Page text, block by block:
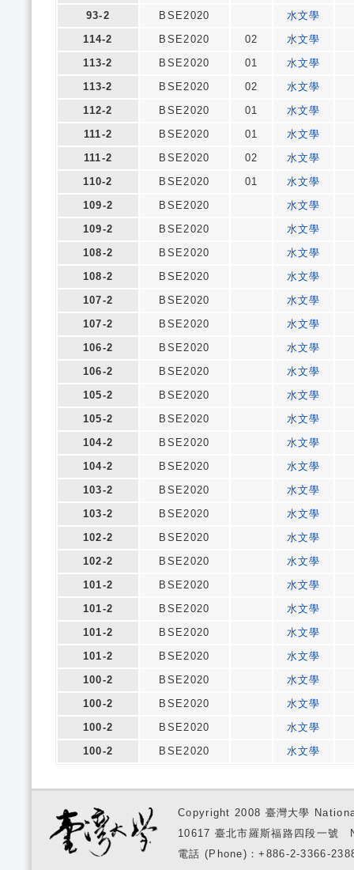
93-2
BSE2020
水文學
114-2
BSE2020 02
水文學
113-2
BSE2020 01
水文學
113-2
BSE2020 02
水文學
112-2
BSE2020 01
水文學
111-2
BSE2020 01
水文學
111-2
BSE2020 02
水文學
110-2
BSE2020 01
水文學
109-2
BSE2020
水文學
109-2
BSE2020
水文學
108-2
BSE2020
水文學
108-2
BSE2020
水文學
107-2
BSE2020
水文學
107-2
BSE2020
水文學
106-2
BSE2020
水文學
106-2
BSE2020
水文學
105-2
BSE2020
水文學
105-2
BSE2020
水文學
104-2
BSE2020
水文學
104-2
BSE2020
水文學
103-2
BSE2020
水文學
103-2
BSE2020
水文學
102-2
BSE2020
水文學
102-2
BSE2020
水文學
101-2
BSE2020
水文學
101-2
BSE2020
水文學
101-2
BSE2020
水文學
101-2
BSE2020
水文學
100-2
BSE2020
水文學
100-2
BSE2020
水文學
100-2
BSE2020
水文學
100-2
BSE2020 水文學
Copyright 2008 臺灣大學
10617 臺北市羅斯福路四段一
電話 (Phone)：+886-2-3366-